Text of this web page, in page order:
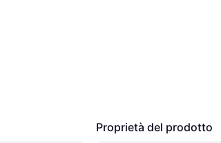
Proprietà del prodotto